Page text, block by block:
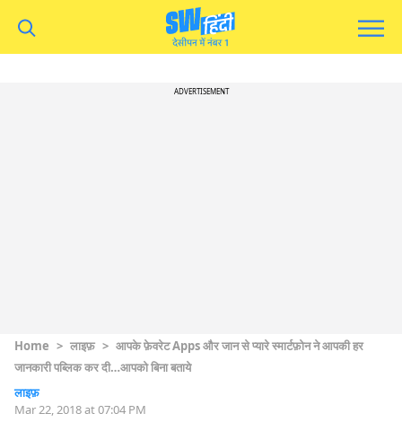
ADVERTISEMENT
Home > लाइफ़ > आपके फ़ेवरेट Apps और जान से प्यारे स्मार्टफ़ोन ने आपकी हर
जानकारी पब्लिक कर दी…आपको बिना बताये
लाइफ़
Mar 22, 2018 at 07:04 PM